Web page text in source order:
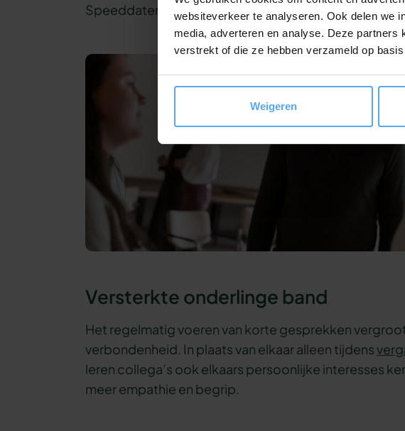
websiteverkeer te analyseren. Ook delen we
media, adverteren en analyse. Deze partners
verstrekt of die ze hebben verzameld op
Weigeren
Speeddaten biedt hiervoor een eenvoudige en
Versterkte onderlinge band
Het regelmatig voeren van korte gesprekken
verbondenheid. In plaats van elkaar alleen tijdens
leren collega’s ook elkaars persoonlijke interesses
meer empathie en begrip.